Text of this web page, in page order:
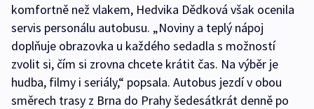
komfortně než vlakem, Hedvika Dědková však ocenila
servis personálu autobusu. „Noviny a teplý nápoj
doplňuje obrazovka u každého sedadla s možností
zvolit si, čím si zrovna chcete krátit čas. Na výběr je
hudba, filmy i seriály,“ popsala. Autobus jezdí v obou
směrech trasy z Brna do Prahy šedesátkrát denně po